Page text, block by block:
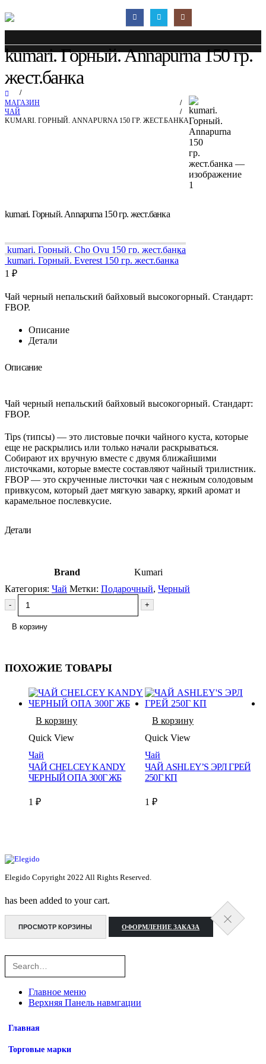
kumari. Горный. Annapurna 150 гр.
жест.банка
МАГАЗИН
ЧАЙ
KUMARI. ГОРНЫЙ. ANNAPURNA 150 ГР. ЖЕСТ.БАНКА
kumari. Горный. Annapurna 150 гр. жест.банка
kumari. Горный. Cho Oyu 150 гр. жест.банка
kumari. Горный. Everest 150 гр. жест.банка
1 ₽
Чай черный непальский байховый высокогорный. Стандарт:
FBOP.
Описание
Детали
Описание
Чай черный непальский байховый высокогорный. Стандарт:
FBOP.
Tips (типсы) — это листовые почки чайного куста, которые
еще не раскрылись или только начали раскрываться.
Собирают их вручную вместе с двумя ближайшими
листочками, которые вместе составляют чайный трилистник.
FBOP — это скрученные листочки чая с нежным солодовым
привкусом, который дает мягкую заварку, яркий аромат и
карамельное послевкусие.
Детали
Brand
Kumari
Категория: Чай Метки: Подарочный, Черный
- +
В корзину
ПОХОЖИЕ ТОВАРЫ
В корзину
Quick View
Чай
ЧАЙ CHELCEY KANDY
ЧЕРНЫЙ ОПА 300Г ЖБ
1 ₽
В корзину
Quick View
Чай
ЧАЙ ASHLEY’S ЭРЛ ГРЕЙ
250Г КП
1 ₽
Elegido Copyright 2022 All Rights Reserved.
has been added to your cart.
ПРОСМОТР КОРЗИНЫ ОФОРМЛЕНИЕ ЗАКАЗА
Главное меню
Верхняя Панель навмгации
Главная
Торговые марки